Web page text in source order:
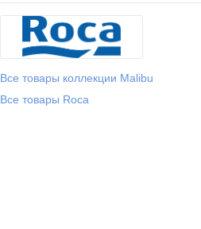
Все товары коллекции Malibu
Все товары Roca